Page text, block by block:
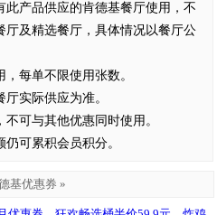
产品供应的肯德基餐厅使用，不
厅及精选餐厅，具体情况以餐厅公
每单不限使用张数。
实际供应为准。
可与其他优惠同时使用。
可累积会员积分。
基优惠券 »